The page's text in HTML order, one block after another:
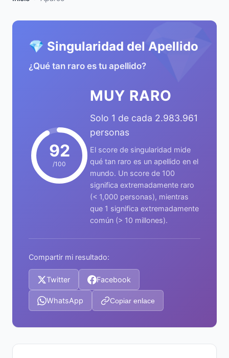
💎
💎 Singularidad del Apellido
¿Qué tan raro es tu apellido?
92
/100
MUY RARO
Solo 1 de cada 2.983.961
personas
El score de singularidad mide
qué tan raro es un apellido en el
mundo. Un score de 100
significa extremadamente raro
(< 1,000 personas), mientras
que 1 significa extremadamente
común (> 10 millones).
Compartir mi resultado:
Twitter Facebook
WhatsApp Copiar enlace